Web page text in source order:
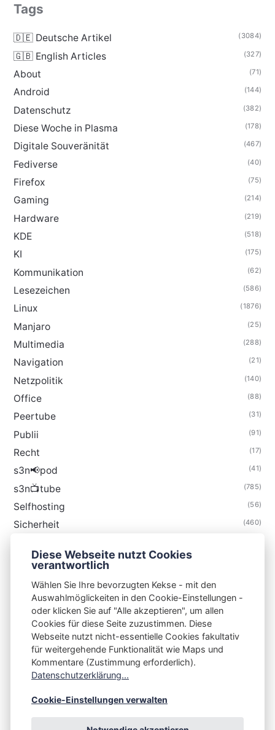
Tags
🇩🇪 Deutsche Artikel (3084)
🇬🇧 English Articles (327)
About (71)
Android (144)
Datenschutz (382)
Diese Woche in Plasma (178)
Digitale Souveränität (467)
Fediverse (40)
Firefox (75)
Gaming (214)
Hardware (219)
KDE (518)
KI (175)
Kommunikation (62)
Lesezeichen (586)
Linux (1876)
Manjaro (25)
Multimedia (288)
Navigation (21)
Netzpolitik (140)
Office (88)
Peertube (31)
Publii (91)
Recht (17)
s3n📢pod (41)
s3n📺tube (785)
Selfhosting (56)
Sicherheit (460)
Thunderbird
S3N🧩NET
Integrating Open-Source Blog Network (iOSBN)
Impressum
Kontakt
Diese Webseite nutzt Cookies
verantwortlich
Wählen Sie Ihre bevorzugten Kekse - mit den
Auswahlmöglickeiten in den Cookie-Einstellungen -
oder klicken Sie auf "Alle akzeptieren", um allen
Cookies für diese Seite zuzustimmen. Diese
Webseite nutzt nicht-essentielle Cookies fakultativ
für weitergehende Funktionalität wie Maps und
Kommentare (Zustimmung erforderlich).
Datenschutzerklärung...
Cookie-Einstellungen verwalten